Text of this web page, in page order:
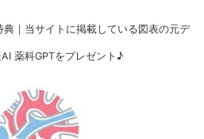
典｜当サイトに掲載している図表の元デ
薬科GPTをプレゼント♪